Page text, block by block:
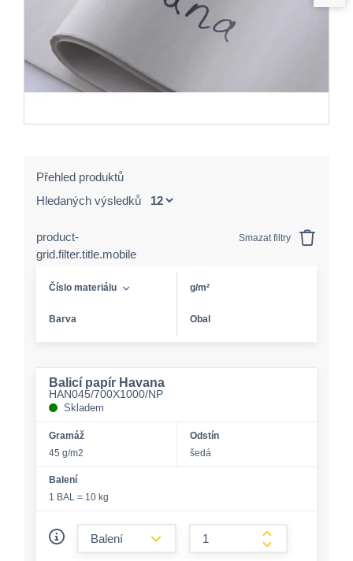
Přehled produktů
Hledaných výsledků
product-
grid.filter.title.mobile
Smazat filtry
Číslo materiálu g/m²
Barva Obal
Balicí papír Havana
HAN045/700X1000/NP
Skladem
Gramáž
45 g/m2
Odstín
šedá
Balení
1 BAL = 10 kg
form.increase-